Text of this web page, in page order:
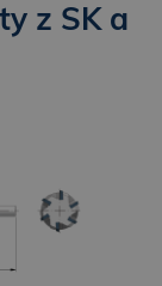
z SK a